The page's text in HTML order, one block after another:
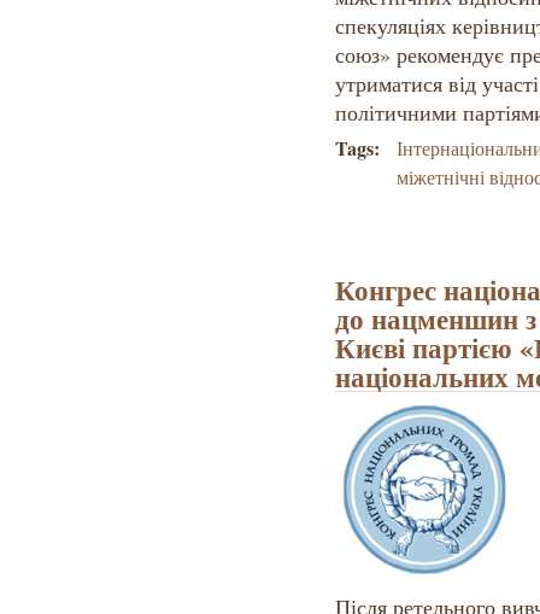
спекуляціях
союз» рекомендує
утриматися від
політичними
Tags:
міжетнічні
Конгрес
до нацменшин
Києві партією
національних
Після ретельного